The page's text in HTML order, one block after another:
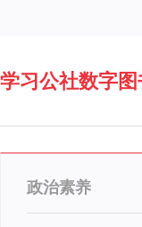
学习公社数字
政治素养